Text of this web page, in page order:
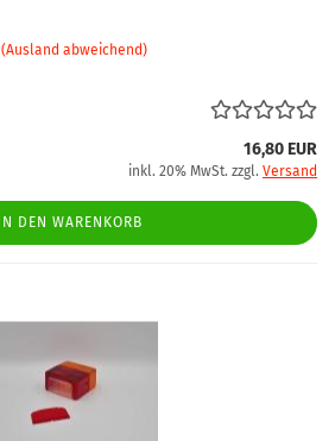
(Ausland abweichend)
16,80 EUR
inkl. 20% MwSt. zzgl. Versand
IN DEN WARENKORB